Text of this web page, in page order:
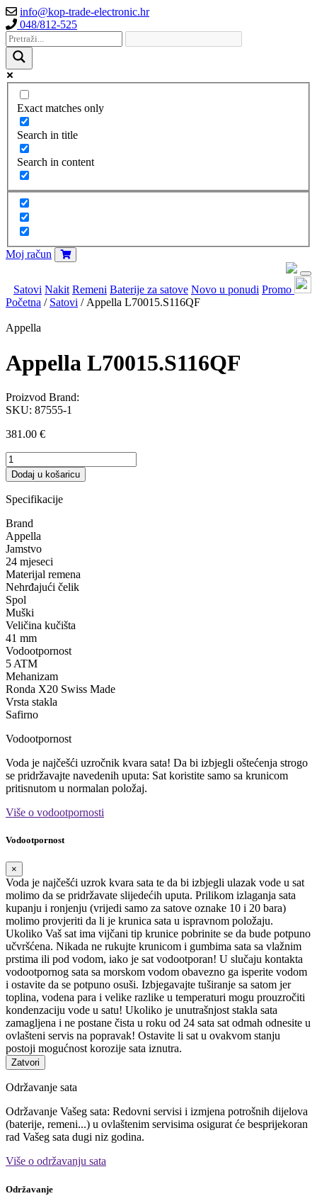
info@kop-trade-electronic.hr
048/812-525
Exact matches only
Search in title
Search in content
Moj račun
Satovi Nakit Remeni Baterije za satove Novo u ponudi Promo
Početna / Satovi / Appella L70015.S116QF
Appella
Appella L70015.S116QF
SKU: 87555-1
Proizvod Brand:
381.00 €
Appella
L70015.S116QF
količina
Dodaj u košaricu
Specifikacije
Brand
Appella
Jamstvo
24 mjeseci
Materijal remena
Nehrđajući čelik
Spol
Muški
Veličina kučišta
41 mm
Vodootpornost
5 ATM
Mehanizam
Ronda X20 Swiss Made
Vrsta stakla
Safirno
Vodootpornost
Voda je najčešći uzročnik kvara sata! Da bi izbjegli oštećenja strogo
se pridržavajte navedenih uputa: Sat koristite samo sa krunicom
pritisnutom u normalan položaj.
Više o vodootpornosti
Vodootpornost
×
Voda je najčešći uzrok kvara sata te da bi izbjegli ulazak vode u sat
molimo da se pridržavate slijedećih uputa. Prilikom izlaganja sata
kupanju i ronjenju (vrijedi samo za satove oznake 10 i 20 bara)
molimo provjeriti da li je krunica sata u ispravnom položaju.
Ukoliko Vaš sat ima vijčani tip krunice pobrinite se da bude potpuno
učvršćena. Nikada ne rukujte krunicom i gumbima sata sa vlažnim
prstima ili pod vodom, iako je sat vodootporan! U slučaju kontakta
vodootpornog sata sa morskom vodom obavezno ga isperite vodom
i ostavite da se potpuno osuši. Izbjegavajte tuširanje sa satom jer
toplina, vodena para i velike razlike u temperaturi mogu prouzročiti
kondenzaciju vode u satu! Ukoliko je unutrašnjost stakla sata
zamagljena i ne postane čista u roku od 24 sata sat odmah odnesite u
ovlašteni servis na popravak! Ostavite li sat u ovakvom stanju
postoji mogućnost korozije sata iznutra.
Zatvori
Održavanje sata
Održavanje Vašeg sata: Redovni servisi i izmjena potrošnih dijelova
(baterije, remeni...) u ovlaštenim servisima osigurat će besprijekoran
rad Vašeg sata dugi niz godina.
Više o održavanju sata
Održavanje